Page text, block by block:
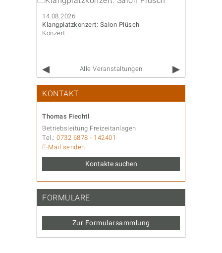
14.08.2026
Klangplatzkonzert: Salon Plüsch
Konzert
Alle Veranstaltungen
KONTAKT
Thomas Fiechtl
Betriebsleitung Freizeitanlagen
Tel.: 0732 6878 - 142401
E-Mail senden
Kontakte suchen
FORMULARE
Zur Formularsammlung